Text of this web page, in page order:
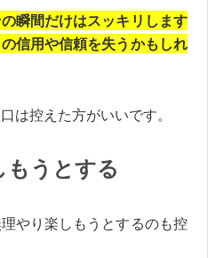
瞬間だけはスッキリします
信用や信頼を失うかもしれ
は控えた方がいいです。
もうとする
やり楽しもうとするのも控